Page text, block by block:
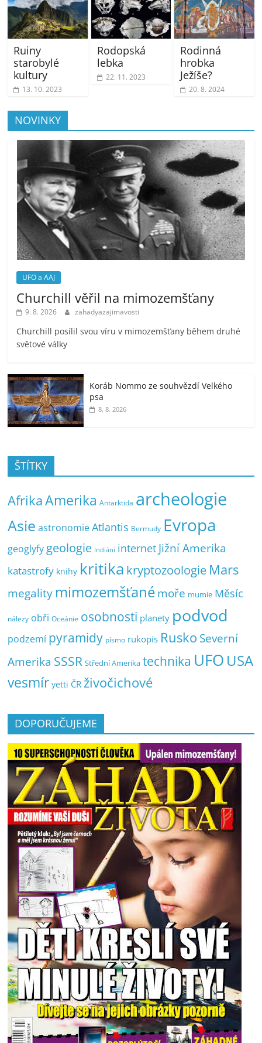
Ruiny
starobylé
kultury
13. 10. 2023
Rodopská
lebka
22. 11. 2023
Rodinná
hrobka
Ježíše?
20. 8. 2024
NOVINKY
UFO a AAJ
Churchill věřil na mimozemšťany
9. 8. 2026 zahadyazajimavosti
Churchill posílil svou víru v mimozemšťany během druhé
světové války
Koráb Nommo ze souhvězdí Velkého
psa
8. 8. 2026
ŠTÍTKY
AfrikaAmerika Antarktida archeologie
Asie astronomie Atlantis Bermudy Evropa
geoglyfy geologie Indiáni internet Jižní Amerika
katastrofy knihy kritika kryptozoologie Mars
megality mimozemšťanémoře mumie Měsíc
nálezy obři Oceánie osobnosti planety podvod
podzemí pyramidy písmo rukopis Rusko Severní
Amerika SSSR Střední Amerika technika UFO USA
vesmír yetti ČR živočichové
DOPORUČUJEME